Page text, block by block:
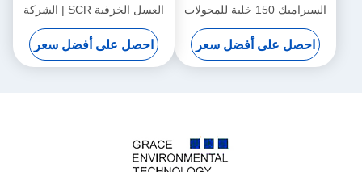
السيراميك 150 خلية للمحولات
أفضل سعر
العسل الخزفية SCR | الشركة
المصنعة للمحول الحفاز
احصل على أفضل سعر